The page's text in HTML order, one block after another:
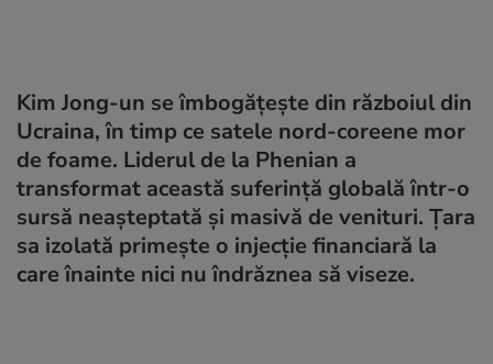
Kim Jong-un se îmbogățește din războiul din
Ucraina, în timp ce satele nord-coreene mor
de foame. Liderul de la Phenian a
transformat această suferință globală într-o
sursă neașteptată și masivă de venituri. Țara
sa izolată primește o injecție financiară la
care înainte nici nu îndrăznea să viseze.